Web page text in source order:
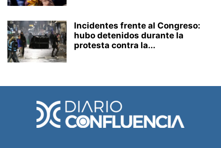
Incidentes frente al Congreso:
hubo detenidos durante la
protesta contra la...